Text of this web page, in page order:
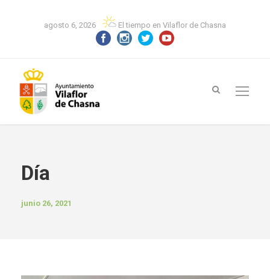
agosto 6, 2026 El tiempo en Vilaflor de Chasna
Día
junio 26, 2021